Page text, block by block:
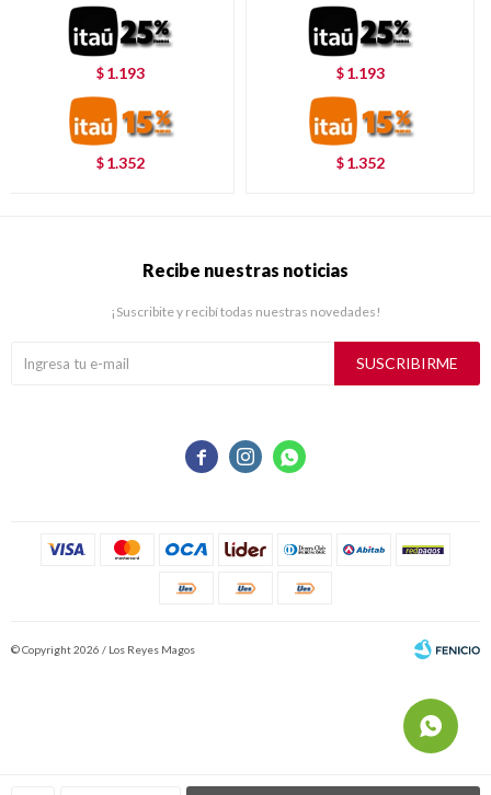
$ 1.193
$ 1.352
$ 1.193
$ 1.352
  
Recibe nuestras noticias
¡Suscribite y recibí todas nuestras novedades!
SUSCRIBIRME
© Copyright 2026 / Los Reyes Magos